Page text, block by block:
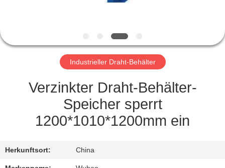
SIE
MIT
VERBINDUNG
SIE
Industrieller Draht-Behälter
Verzinkter Draht-Behälter-
Speicher sperrt
1200*1010*1200mm ein
Herkunftsort: China